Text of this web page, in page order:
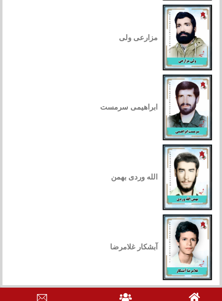
مزارعی ولی
ابراهیمی سرمست
الله وردی بهمن
آبشکار غلامرضا